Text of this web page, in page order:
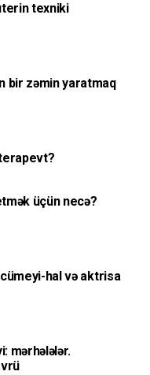
texniki
bir zəmin yaratmaq
üçün necə?
hal və aktrisa
mərhələlər.